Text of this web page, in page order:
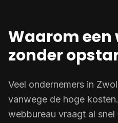
Waarom een
zonder
Veel ondernemers in
vanwege de hoge
webbureau vraagt al